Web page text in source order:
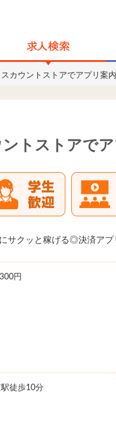
カウントストアでアプリ案
トストアで
サクッと稼げる◎決済ア
円
徒歩10分